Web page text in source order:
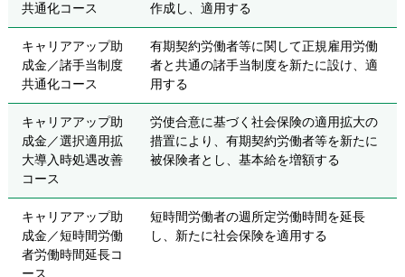
共通化コース
作成し、適用する
キャリアアップ助
成金／諸手当制度
共通化コース
有期契約労働者等に関して正規雇用労働
者と共通の諸手当制度を新たに設け、適
用する
キャリアアップ助
成金／選択適用拡
大導入時処遇改善
コース
労使合意に基づく社会保険の適用拡大の
措置により、有期契約労働者等を新たに
被保険者とし、基本給を増額する
キャリアアップ助
成金／短時間労働
者労働時間延長コ
ース
短時間労働者の週所定労働時間を延長
し、新たに社会保険を適用する